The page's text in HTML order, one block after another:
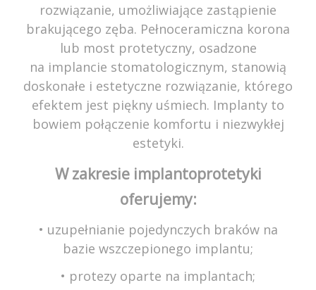
rozwiązanie, umożliwiające zastąpienie
brakującego zęba. Pełnoceramiczna korona
lub most protetyczny, osadzone
na implancie stomatologicznym, stanowią
doskonałe i estetyczne rozwiązanie, którego
efektem jest piękny uśmiech. Implanty to
bowiem połączenie komfortu i niezwykłej
estetyki.
W zakresie implantoprotetyki
oferujemy:
• uzupełnianie pojedynczych braków na
bazie wszczepionego implantu;
• protezy oparte na implantach;